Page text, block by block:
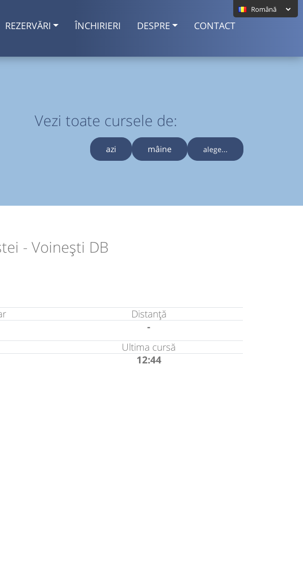
REZERVĂRI ÎNCHIRIERI DESPRE CONTACT
Vezi toate cursele de:
azi mâine alege...
- Voinești DB
Distanță
-
Ultima cursă
12:44